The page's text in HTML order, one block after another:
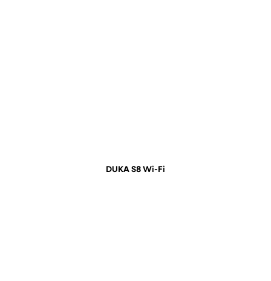
DUKA S8 Wi-Fi